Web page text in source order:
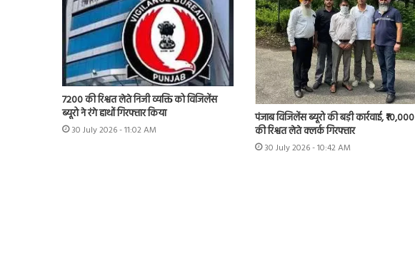
7200 की रिश्वत लेते निजी व्यक्ति को विजिलेंस
ब्यूरो ने रंगे हाथों गिरफ्तार किया
30 July 2026 - 11:02 AM
पंजाब विजिलेंस ब्यूरो की बड़ी कार्रवाई, ₹10,000
की रिश्वत लेते क्लर्क गिरफ्तार
30 July 2026 - 10:42 AM